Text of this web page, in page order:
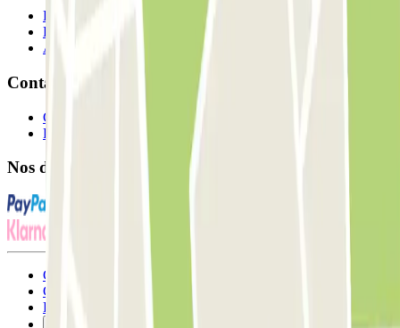
Professionnels
Fournisseur de parking
Affiliés
Contact
Contactez-nous
FAQ
Nos différents modes de paiement:
Conditions générales d'utilisation et contrat
Conditions d'annulation
Politique relative aux cookies